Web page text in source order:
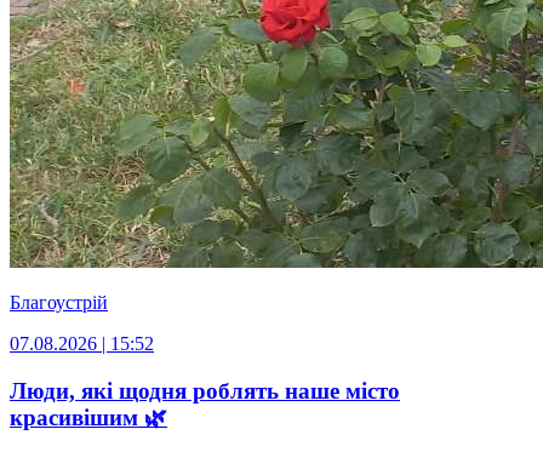
Благоустрій
07.08.2026 | 15:52
Люди, які щодня роблять наше місто
красивішим 🌿